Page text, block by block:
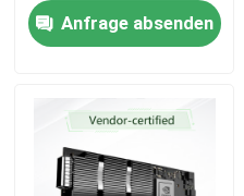
Anfrage absenden